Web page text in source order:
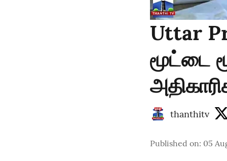
Uttar
மூட்டை
thanthitv
Published on: 05